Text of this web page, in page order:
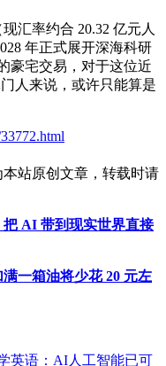
汇率约合 20.32 亿元人
年正式展开深海科研
豪宅交易，对于这位近
人来说，或许只能算是
站原创文章，转载时请
AI 带到现实世界直接
一箱油将少花 20 元左